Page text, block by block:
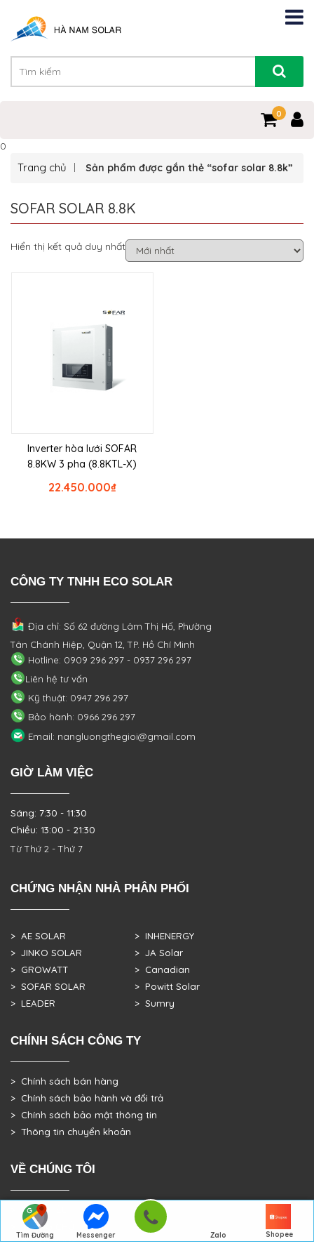
0
Tìm Đường
Messenger
Zalo Shopee
0
Trang chủ Sản phẩm được gắn thẻ “sofar solar 8.8k”
SOFAR SOLAR 8.8K
Hiển thị kết quả duy nhất
Inverter hòa lưới SOFAR
8.8KW 3 pha (8.8KTL-X)
₫
22.450.000
CÔNG TY TNHH ECO SOLAR
Địa chỉ: Số 62 đường Lâm Thị Hố, Phường
Tân Chánh Hiệp, Quận 12, TP. Hồ Chí Minh
Hotline: 0909 296 297 - 0937 296 297
Liên hệ tư vấn
Kỹ thuật: 0947 296 297
Bảo hành: 0966 296 297
Email: nangluongthegioi@gmail.com
GIỜ LÀM VIỆC
Sáng: 7:30 - 11:30
Chiều: 13:00 - 21:30
Từ Thứ 2 - Thứ 7
CHỨNG NHẬN NHÀ PHÂN PHỐI
> AE SOLAR
> JINKO SOLAR
> GROWATT
> SOFAR SOLAR
> LEADER
> INHENERGY
> JA Solar
> Canadian
> Powitt Solar
> Sumry
CHÍNH SÁCH CÔNG TY
> Chính sách bán hàng
> Chính sách bảo hành và đổi trả
> Chính sách bảo mật thông tin
> Thông tin chuyển khoản
VỀ CHÚNG TÔI
> GIỚI THIỆU
> TRANG CHỦ
> DỰ ÁN THỰC TẾ